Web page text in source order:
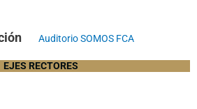
Auditorio SOMOS FCA
EJES RECTORES